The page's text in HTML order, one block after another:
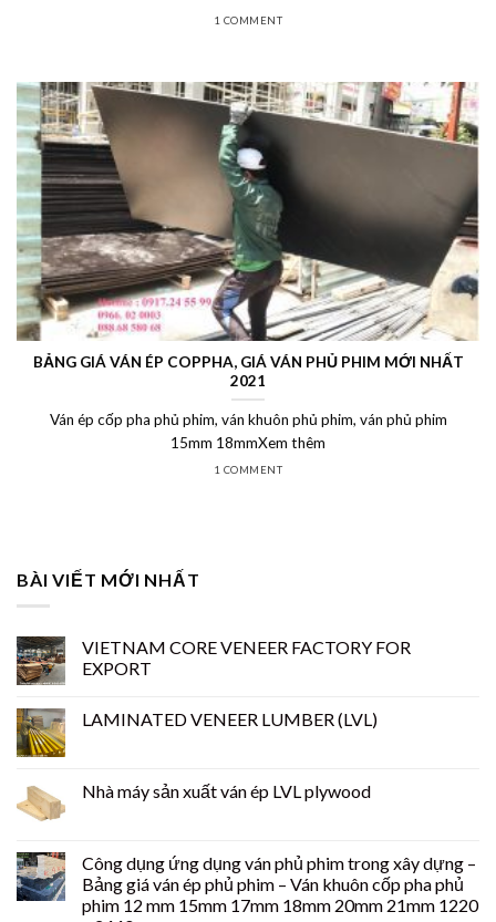
1 COMMENT
BẢNG GIÁ VÁN ÉP COPPHA, GIÁ VÁN PHỦ PHIM MỚI NHẤT
2021
Ván ép cốp pha phủ phim, ván khuôn phủ phim, ván phủ phim
15mm 18mmXem thêm
1 COMMENT
BÀI VIẾT MỚI NHẤT
VIETNAM CORE VENEER FACTORY FOR
EXPORT
LAMINATED VENEER LUMBER (LVL)
Nhà máy sản xuất ván ép LVL plywood
Công dụng ứng dụng ván phủ phim trong xây dựng –
Bảng giá ván ép phủ phim – Ván khuôn cốp pha phủ
phim 12 mm 15mm 17mm 18mm 20mm 21mm 1220